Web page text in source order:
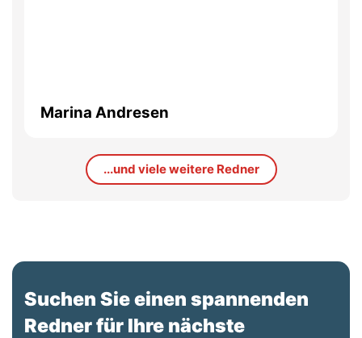
Marina Andresen
...und viele weitere Redner
Suchen Sie einen spannenden
Redner für Ihre nächste